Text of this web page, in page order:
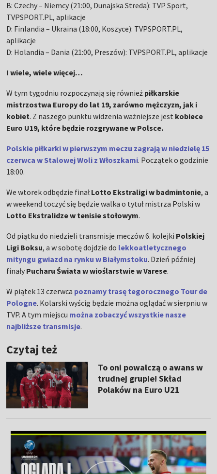
B: Czechy – Niemcy (21:00, Dunajska Streda): TVP Sport,
TVPSPORT.PL, aplikacje
D: Finlandia – Ukraina (18:00, Koszyce): TVPSPORT.PL,
aplikacje
D: Holandia – Dania (21:00, Preszów): TVPSPORT.PL, aplikacje
I wiele, wiele więcej…
W tym tygodniu rozpoczynają się również piłkarskie
mistrzostwa Europy do lat 19, zarówno mężczyzn, jak i
kobiet. Z naszego punktu widzenia ważniejsze jest kobiece
Euro U19, które będzie rozgrywane w Polsce.
Polskie piłkarki w pierwszym meczu zagrają w niedzielę 15
czerwca w Stalowej Woli z Włoszkami. Początek o godzinie
18:00.
We wtorek odbędzie finałLotto Ekstraligi w badmintonie, a
w weekend toczyć się będzie walka o tytuł mistrza Polski w
Lotto Ekstralidze w tenisie stołowym.
Od piątku do niedzieli transmisje meczów 6. kolejki Polskiej
Ligi Boksu, a w sobotę dojdzie do lekkoatletycznego
mityngu gwiazd na rynku w Białymstoku. Dzień później
finały Pucharu Świata w wioślarstwie w Varese.
W piątek 13 czerwca poznamy trasę tegorocznego Tour de
Pologne. Kolarski wyścig będzie można oglądać w sierpniu w
TVP. A tym miejscu można zobaczyć wszystkie nasze
najbliższe transmisje.
Czytaj też
To oni powalczą o awans w
trudnej grupie! Skład
Polaków na Euro U21